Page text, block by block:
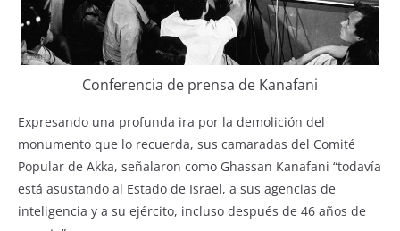
Conferencia de prensa de Kanafani
Expresando una profunda ira por la demolición del
monumento que lo recuerda, sus camaradas del Comité
Popular de Akka, señalaron como Ghassan Kanafani “todavía
está asustando al Estado de Israel, a sus agencias de
inteligencia y a su ejército, incluso después de 46 años de